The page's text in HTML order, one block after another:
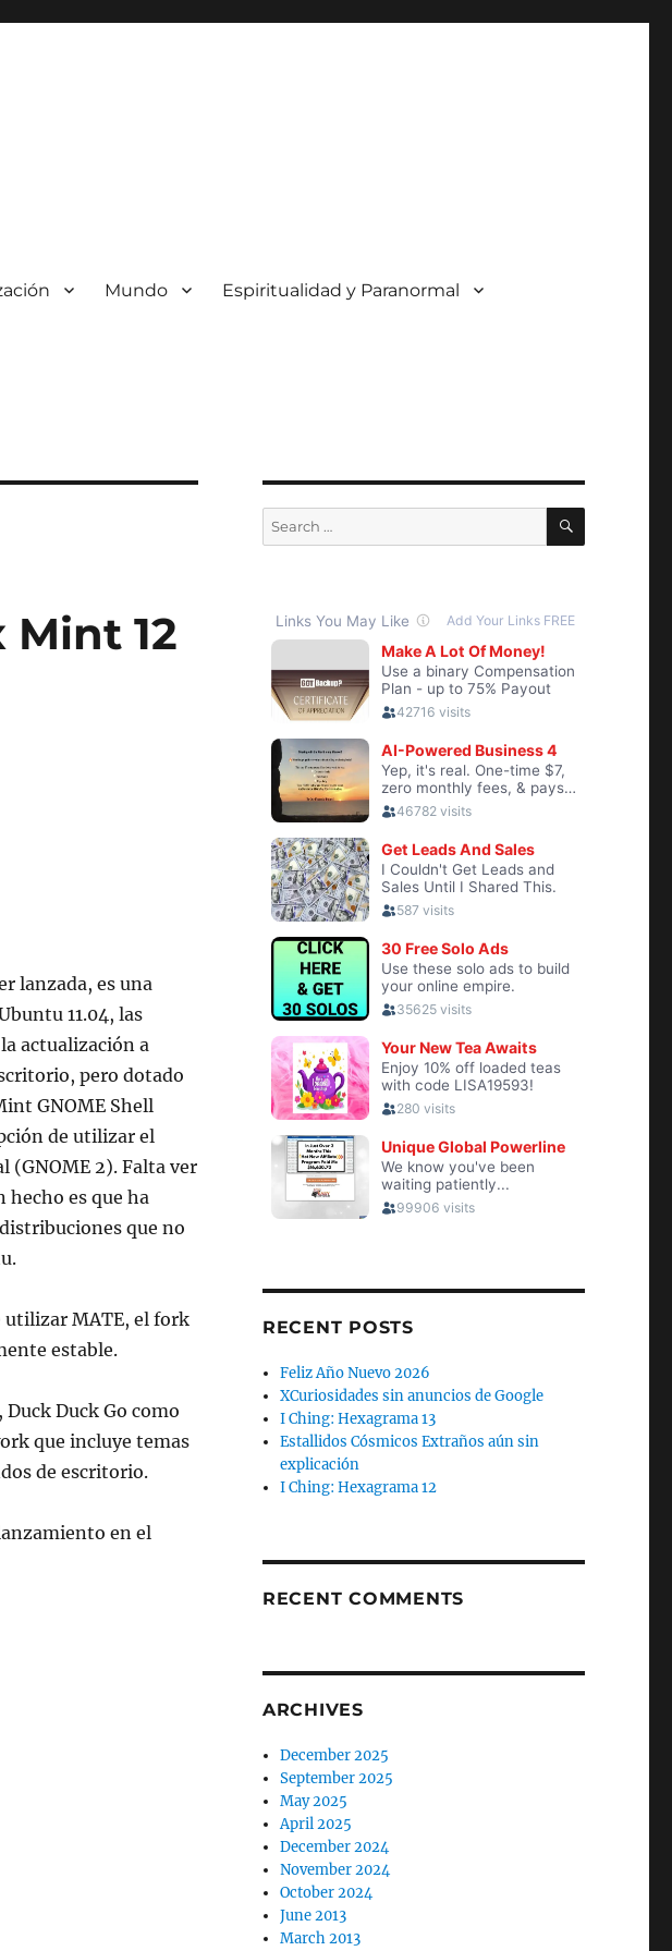
Mundo Espiritualidad y Paranormal
12
lanzada, es una
11.04, las
actualización a
pero dotado
GNOME Shell
de utilizar el
2). Falta ver
hecho es que ha
que no
MATE, el fork
estable.
Duck Go como
que incluye temas
de escritorio.
en el
Search
for:
SEARCH
RECENT POSTS
Feliz Año Nuevo 2026
XCuriosidades sin anuncios de Google
I Ching: Hexagrama 13
Estallidos Cósmicos Extraños aún sin
explicación
I Ching: Hexagrama 12
RECENT COMMENTS
ARCHIVES
December 2025
September 2025
May 2025
April 2025
December 2024
November 2024
October 2024
June 2013
March 2013